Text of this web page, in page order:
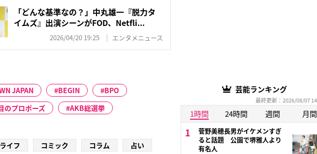
「どんな基準なの？」中丸雄一『脱力タ
イムズ』出演シーンがFOD、Netfli...
2026/04/20 19:25 エンタメニュース
JAPAN BEGIN
BPO
のプロポーズ AKB総選挙
ライフ コミック コラム
占い
芸能ランキング
最終更新：2026/08/07
1時間 24時間 週間 月間
菅野美穂長男がイケメンすぎ
ると話題 公園で堺雅人より
有名人